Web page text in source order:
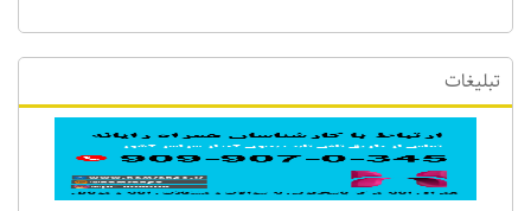
تبلیغات